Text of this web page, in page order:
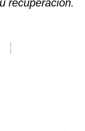
recuperación.